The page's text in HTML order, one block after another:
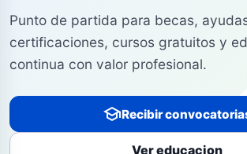
Punto de partida para becas,
certificaciones, cursos gratuitos y
continua con valor profesional.
schoolRecibir
Ver educacion